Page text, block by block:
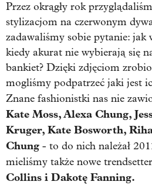
Przez okrągły rok
stylizacjom na czerwonym
zadawaliśmy sobie pytanie: jak
kiedy akurat nie wybierają się
bankiet? Dzięki zdjęciom
mogliśmy podpatrzeć jaki jest
Znane fashionistki nas nie
Kate Moss, Alexa Chung,
Kruger, Kate Bosworth,
Chung - to do nich należał
mieliśmy także nowe
Collins i Dakotę Fanning.